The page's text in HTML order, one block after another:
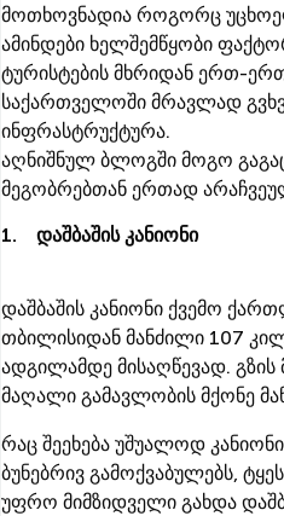
მოთხოვნადია როგორც
ამინდები ხელშემწყობი
ტურისტების მხრიდან ერთ-
საქართველოში მრავლად
ინფრასტრუქტურა.
აღნიშნულ ბლოგში მოგო
მეგობრებთან ერთად
1. დაშბაშის კანიონი
დაშბაშის კანიონი ქვემო
თბილისიდან მანძილი 107
ადგილამდე მისაღწევად.
მაღალი გამავლობის მქონე
რაც შეეხება უშუალოდ
ბუნებრივ გამოქვაბულებს,
უფრო მიმზიდველი გახდა